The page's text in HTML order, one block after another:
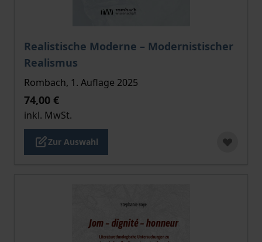
Realistische Moderne – Modernistischer
Realismus
Der Preis dieses Titels richtet sich nach der
Rombach, 1. Auflage 2025
74,00 €
inkl. MwSt.
Zur Auswahl